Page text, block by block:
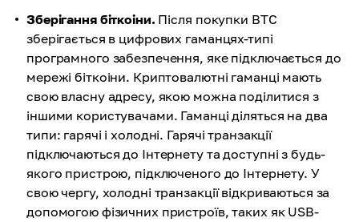
Зберігання біткоіни. Після покупки BTC
зберігається в цифрових гаманцях-типі
програмного забезпечення, яке підключається до
мережі біткоіни. Криптовалютні гаманці мають
свою власну адресу, якою можна поділитися з
іншими користувачами. Гаманці діляться на два
типи: гарячі і холодні. Гарячі транзакції
підключаються до Інтернету та доступні з будь-
якого пристрою, підключеного до Інтернету. У
свою чергу, холодні транзакції відкриваються за
допомогою фізичних пристроїв, таких як USB-